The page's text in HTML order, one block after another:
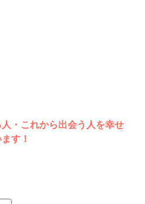
・これから出会う人を幸せ
す！